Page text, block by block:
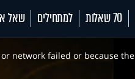
70 שאלות למתחילים שאל
network failed or because the